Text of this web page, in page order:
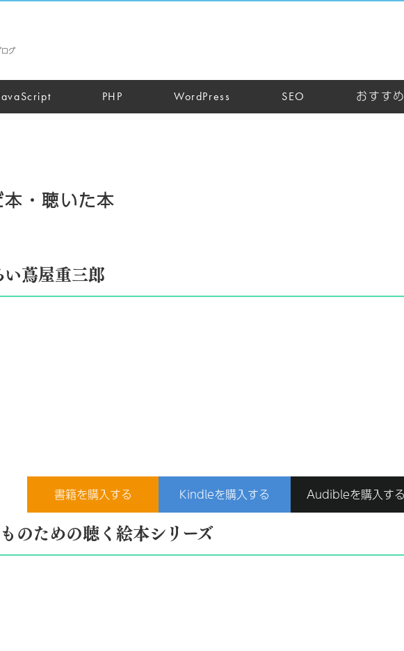
グ
PHP WordPress SEO おすすめ
・聴いた本
い蔦屋重三郎
書籍を購入する Kindleを購入する Audibleを購入する
のための聴く絵本シリーズ